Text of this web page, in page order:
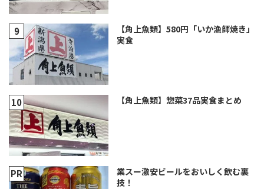
【角上魚類】580円「いか漁師焼き」
実食
【角上魚類】惣菜37品実食まとめ
業スー激安ビールをおいしく飲む裏
技！